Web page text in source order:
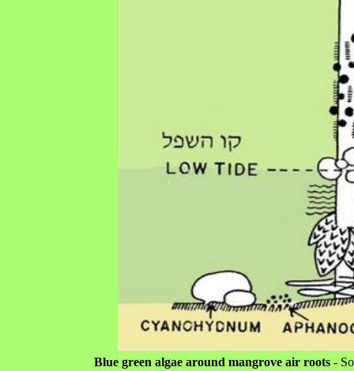
Blue green algae around mangrove air roots -